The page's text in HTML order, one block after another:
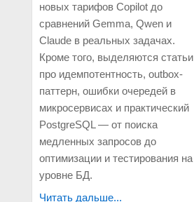
новых тарифов Copilot до
сравнений Gemma, Qwen и
Claude в реальных задачах.
Кроме того, выделяются статьи
про идемпотентность, outbox-
паттерн, ошибки очередей в
микросервисах и практический
PostgreSQL — от поиска
медленных запросов до
оптимизации и тестирования на
уровне БД.
Читать дальше...